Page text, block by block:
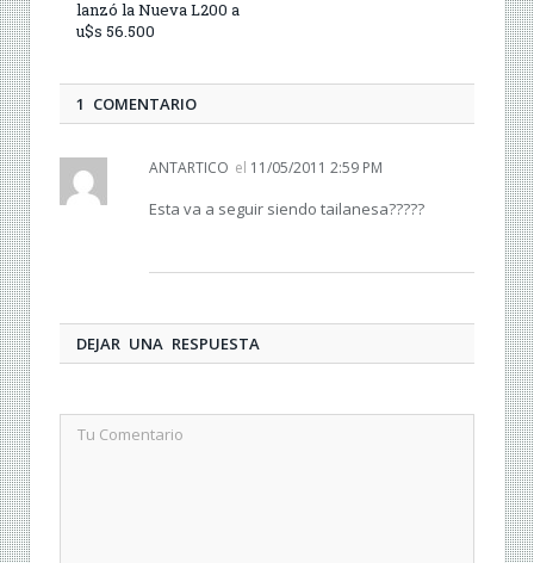
lanzó la Nueva L200 a
u$s 56.500
1 COMENTARIO
ANTARTICO el 11/05/2011 2:59 PM
Esta va a seguir siendo tailanesa?????
DEJAR UNA RESPUESTA